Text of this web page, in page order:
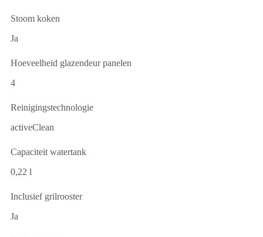
Stoom koken
Ja
Hoeveelheid glazendeur panelen
4
Reinigingstechnologie
activeClean
Capaciteit watertank
0,22 l
Inclusief grilrooster
Ja